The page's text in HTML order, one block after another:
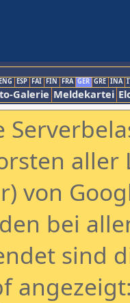
ESP FAI FIN FRA GER GRE INA
Galerie Meldekartei
aller
von
bei
sind